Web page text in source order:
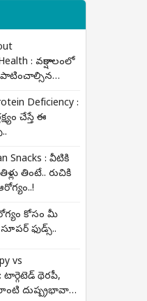
: వర్షాకాలంలో
పాటించాల్సిన
Deficiency :
చేస్తే ఈ
Snacks : వీటికి
తింటే.. రుచికి
కోసం మీ
ఫుడ్స్..
vs
టార్గెటెడ్ థెరపీ,
దుష్ప్రభావాలు